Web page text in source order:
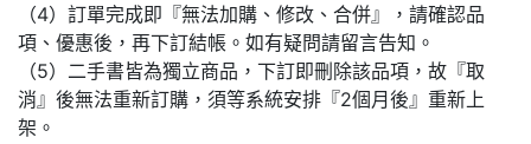
（4）訂單完成即『無法加購、修改、合併』，請確認品
項、優惠後，再下訂結帳。如有疑問請留言告知。
（5）二手書皆為獨立商品，下訂即刪除該品項，故『取
消』後無法重新訂購，須等系統安排『2個月後』重新上
架。